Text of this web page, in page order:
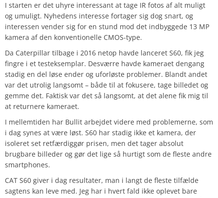
I starten er det uhyre interessant at tage IR fotos af alt muligt
og umuligt. Nyhedens interesse fortager sig dog snart, og
interessen vender sig for en stund mod det indbyggede 13 MP
kamera af den konventionelle CMOS-type.
Da Caterpillar tilbage i 2016 netop havde lanceret S60, fik jeg
fingre i et testeksemplar. Desværre havde kameraet dengang
stadig en del løse ender og uforløste problemer. Blandt andet
var det utrolig langsomt – både til at fokusere, tage billedet og
gemme det. Faktisk var det så langsomt, at det alene fik mig til
at returnere kameraet.
I mellemtiden har Bullit arbejdet videre med problemerne, som
i dag synes at være løst. S60 har stadig ikke et kamera, der
isoleret set retfærdiggør prisen, men det tager absolut
brugbare billeder og gør det lige så hurtigt som de fleste andre
smartphones.
CAT S60 giver i dag resultater, man i langt de fleste tilfælde
sagtens kan leve med. Jeg har i hvert fald ikke oplevet bare